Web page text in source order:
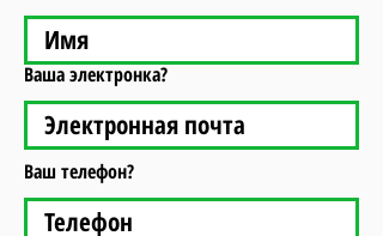
Ваша электронка?
Ваш телефон?